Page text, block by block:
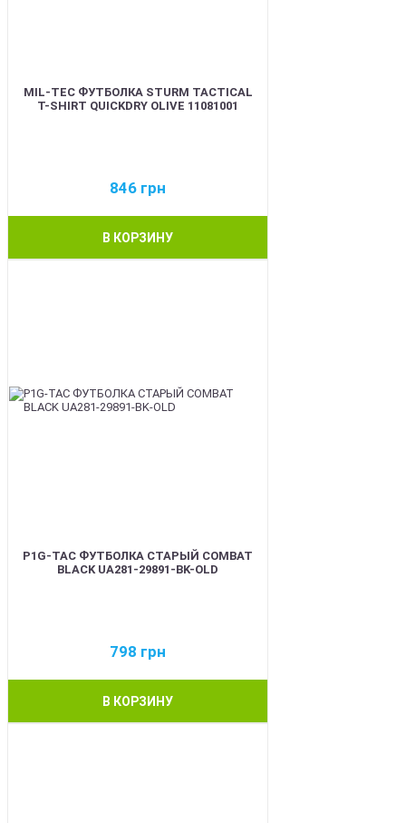
MIL-TEC ФУТБОЛКА STURM TACTICAL
T-SHIRT QUICKDRY OLIVE 11081001
846 грн
В КОРЗИНУ
P1G-TAC ФУТБОЛКА СТАРЫЙ COMBAT
BLACK UA281-29891-BK-OLD
798 грн
В КОРЗИНУ